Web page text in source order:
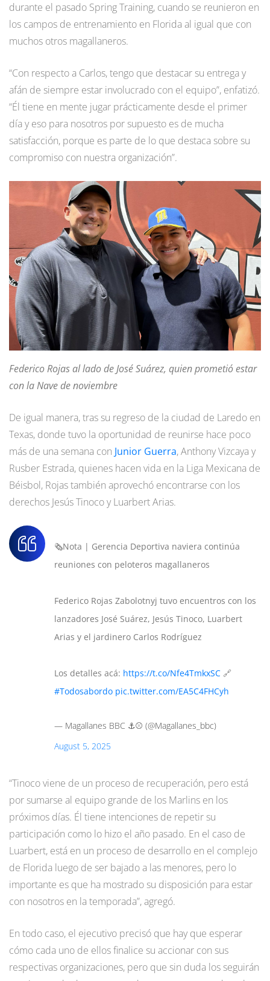
durante el pasado Spring Training, cuando se reunieron en
los campos de entrenamiento en Florida al igual que con
muchos otros magallaneros.
“Con respecto a Carlos, tengo que destacar su entrega y
afán de siempre estar involucrado con el equipo”, enfatizó.
“Él tiene en mente jugar prácticamente desde el primer
día y eso para nosotros por supuesto es de mucha
satisfacción, porque es parte de lo que destaca sobre su
compromiso con nuestra organización”.
Federico Rojas al lado de José Suárez, quien prometió estar
con la Nave de noviembre
De igual manera, tras su regreso de la ciudad de Laredo en
Texas, donde tuvo la oportunidad de reunirse hace poco
más de una semana con Junior Guerra, Anthony Vizcaya y
Rusber Estrada, quienes hacen vida en la Liga Mexicana de
Béisbol, Rojas también aprovechó encontrarse con los
derechos Jesús Tinoco y Luarbert Arias.
🗞️Nota | Gerencia Deportiva naviera continúa
reuniones con peloteros magallaneros
Federico Rojas Zabolotnyj tuvo encuentros con los
lanzadores José Suárez, Jesús Tinoco, Luarbert
Arias y el jardinero Carlos Rodríguez
Los detalles acá: https://t.co/Nfe4TmkxSC 🔗
#Todosabordo pic.twitter.com/EA5C4FHCyh
— Magallanes BBC ⚓️⚾️ (@Magallanes_bbc)
August 5, 2025
“Tinoco viene de un proceso de recuperación, pero está
por sumarse al equipo grande de los Marlins en los
próximos días. Él tiene intenciones de repetir su
participación como lo hizo el año pasado. En el caso de
Luarbert, está en un proceso de desarrollo en el complejo
de Florida luego de ser bajado a las menores, pero lo
importante es que ha mostrado su disposición para estar
con nosotros en la temporada”, agregó.
En todo caso, el ejecutivo precisó que hay que esperar
cómo cada uno de ellos finalice su accionar con sus
respectivas organizaciones, pero que sin duda los seguirán